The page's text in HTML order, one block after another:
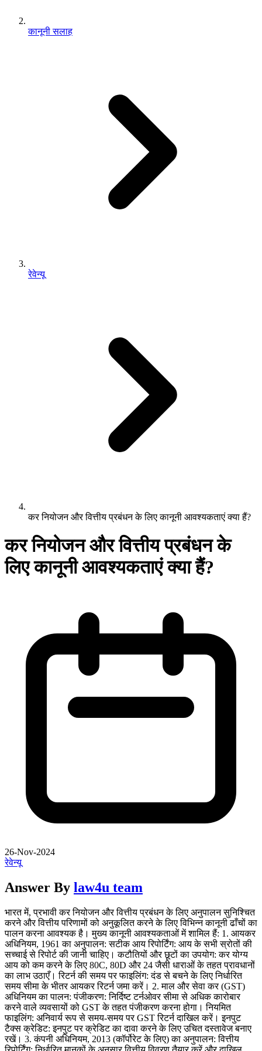
कानूनी सलाह
रेवेन्यू
कर नियोजन और वित्तीय प्रबंधन के लिए कानूनी आवश्यकताएं क्या हैं?
कर नियोजन और वित्तीय प्रबंधन के
लिए कानूनी आवश्यकताएं क्या हैं?
26-Nov-2024
रेवेन्यू
Answer By law4u team
भारत में, प्रभावी कर नियोजन और वित्तीय प्रबंधन के लिए अनुपालन सुनिश्चित
करने और वित्तीय परिणामों को अनुकूलित करने के लिए विभिन्न कानूनी ढाँचों का
पालन करना आवश्यक है। मुख्य कानूनी आवश्यकताओं में शामिल हैं: 1. आयकर
अधिनियम, 1961 का अनुपालन: सटीक आय रिपोर्टिंग: आय के सभी स्रोतों की
सच्चाई से रिपोर्ट की जानी चाहिए। कटौतियों और छूटों का उपयोग: कर योग्य
आय को कम करने के लिए 80C, 80D और 24 जैसी धाराओं के तहत प्रावधानों
का लाभ उठाएँ। रिटर्न की समय पर फाइलिंग: दंड से बचने के लिए निर्धारित
समय सीमा के भीतर आयकर रिटर्न जमा करें। 2. माल और सेवा कर (GST)
अधिनियम का पालन: पंजीकरण: निर्दिष्ट टर्नओवर सीमा से अधिक कारोबार
करने वाले व्यवसायों को GST के तहत पंजीकरण करना होगा। नियमित
फाइलिंग: अनिवार्य रूप से समय-समय पर GST रिटर्न दाखिल करें। इनपुट
टैक्स क्रेडिट: इनपुट पर क्रेडिट का दावा करने के लिए उचित दस्तावेज बनाए
रखें। 3. कंपनी अधिनियम, 2013 (कॉर्पोरेट के लिए) का अनुपालन: वित्तीय